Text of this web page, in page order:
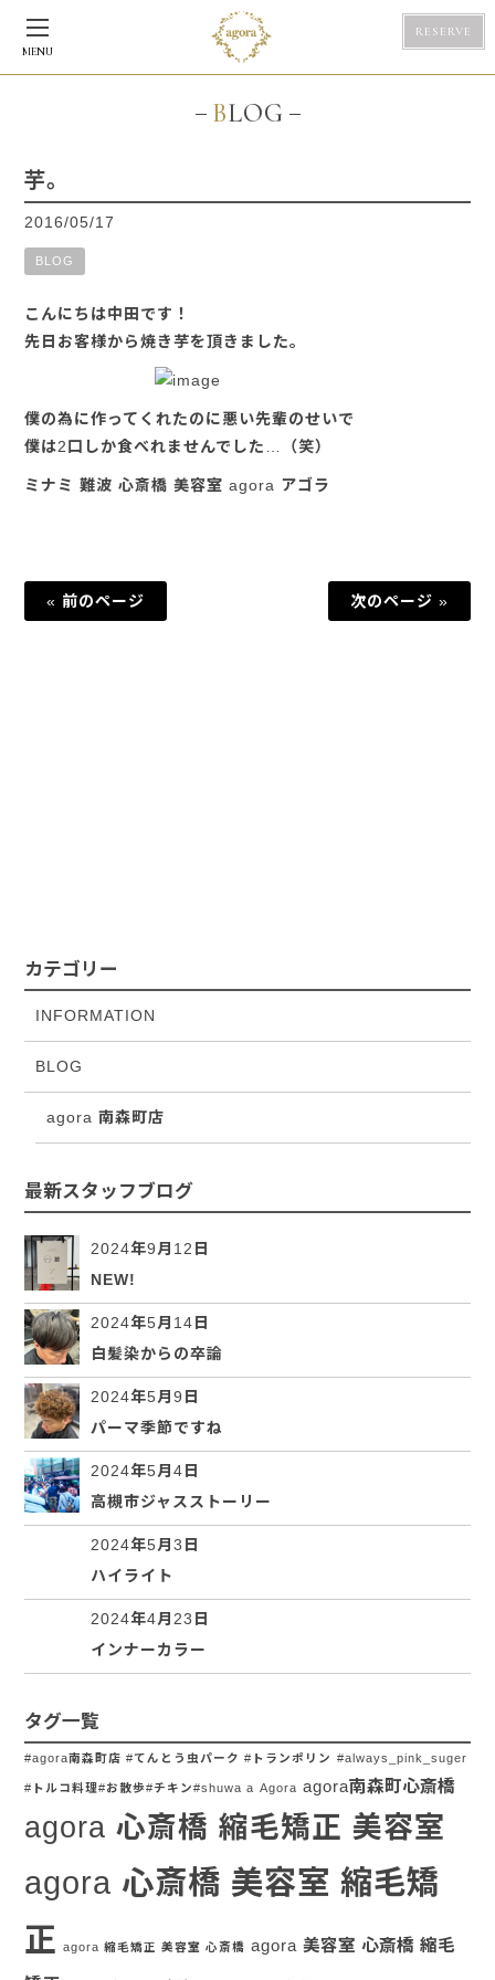
MENU
RESERVE
BLOG
芋。
2016/05/17
BLOG
こんにちは中田です！
先日お客様から焼き芋を頂きました。
僕の為に作ってくれたのに悪い先輩のせいで
僕は2口しか食べれませんでした…（笑）
ミナミ 難波 心斎橋 美容室 agora アゴラ
« 前のページ 次のページ »
カテゴリー
INFORMATION
BLOG
agora 南森町店
最新スタッフブログ
2024年9月12日
NEW!
2024年5月14日
白髪染からの卒論
2024年5月9日
パーマ季節ですね
2024年5月4日
高槻市ジャスストーリー
2024年5月3日
ハイライト
2024年4月23日
インナーカラー
タグ一覧
#agora南森町店 #てんとう虫パーク #トランポリン #always_pink_suger
#トルコ料理#お散歩#チキン#shuwa a Agora agora南森町心斎橋
agora 心斎橋 縮毛矯正 美容室
agora 心斎橋 美容室 縮毛矯
正 agora 縮毛矯正 美容室 心斎橋 agora 美容室 心斎橋 縮毛